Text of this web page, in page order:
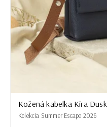
Kožená kabelka Kira Dusk
Kolekcia Summer Escape 2026